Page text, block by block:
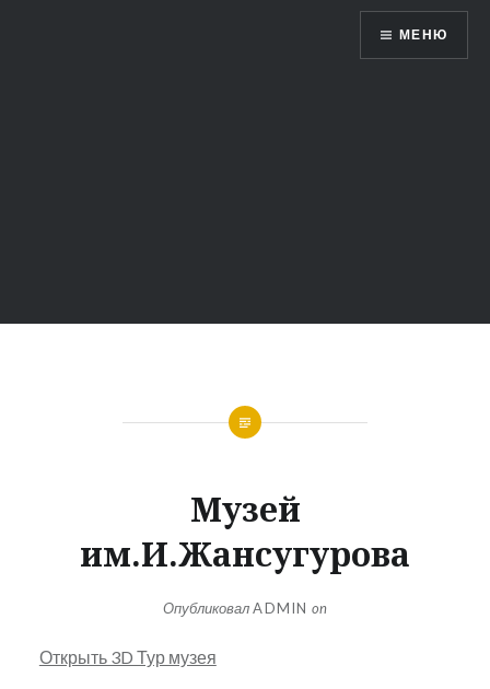
Жетысу 360 ̊ — виртуальный мир
МЕНЮ
Музей
им.И.Жансугурова
ОпубликовалADMIN on
Открыть 3D Тур музея